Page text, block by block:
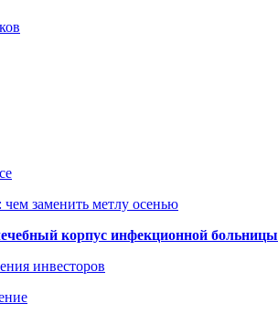
заменить метлу осенью
корпус инфекционной больницы
инвесторов